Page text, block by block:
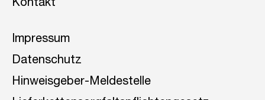
Kontakt
Impressum
Datenschutz
Hinweisgeber-Meldestelle